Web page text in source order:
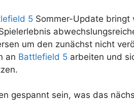
5 Sommer-Update bringt
um den zunächst nicht
an Battlefield 5 arbeiten und
gespannt sein, was das